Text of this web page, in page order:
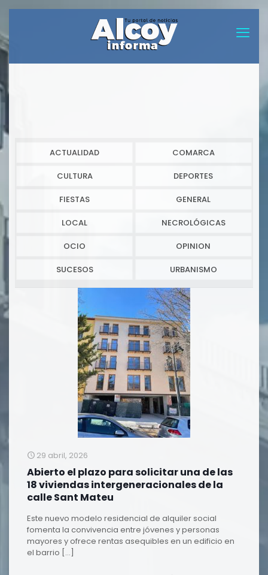
ACTUALIDAD COMARCA
CULTURA DEPORTES
FIESTAS GENERAL
LOCAL NECROLÓGICAS
OCIO OPINION
SUCESOS URBANISMO
29 abril, 2026
Abierto el plazo para solicitar una de las
18 viviendas intergeneracionales de la
calle Sant Mateu
Este nuevo modelo residencial de alquiler social
fomenta la convivencia entre jóvenes y personas
mayores y ofrece rentas asequibles en un edificio en
el barrio […]